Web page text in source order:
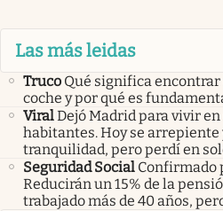
Las más leidas
Truco Qué significa
coche y por qué es
ViralDejó Madrid para vivir
habitantes. Hoy se arrepiente
tranquilidad, pero perdí en
Seguridad Social Confirmado
Reducirán un 15% de la
trabajado más de 40 años,